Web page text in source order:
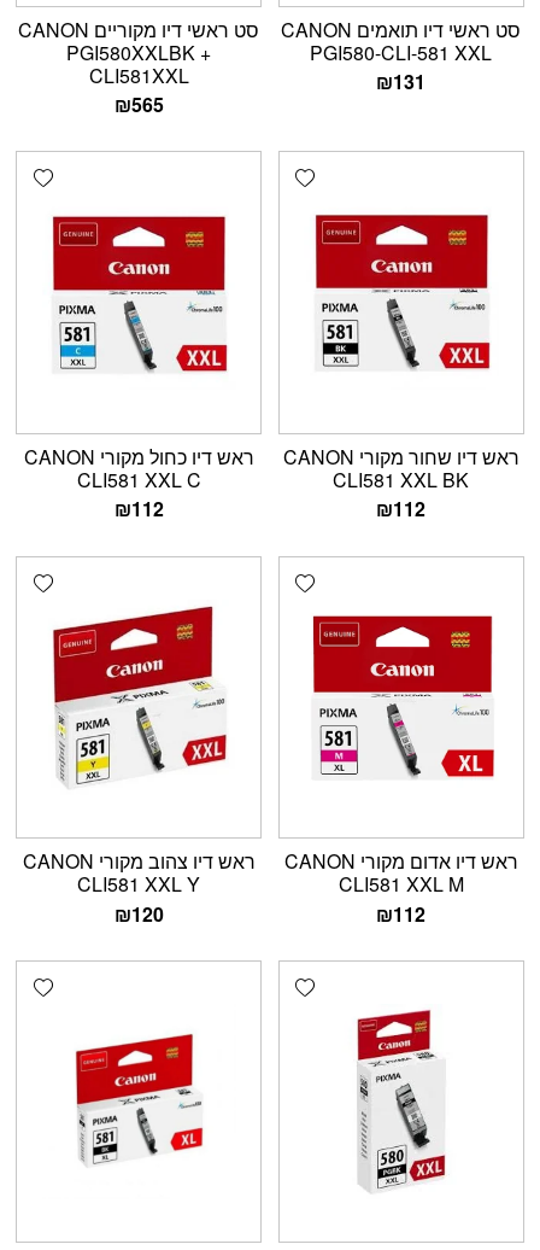
סט ראשי דיו תואמים CANON
PGI580-CLI-581 XXL
₪131
סט ראשי דיו מקוריים CANON
PGI580XXLBK +
CLI581XXL
₪565
Add wishlist
ראש דיו שחור מקורי CANON
CLI581 XXL BK
₪112
ראש דיו כחול מקורי CANON
CLI581 XXL C
₪112
Add wishlist
ראש דיו אדום מקורי CANON
CLI581 XXL M
₪112
ראש דיו צהוב מקורי CANON
CLI581 XXL Y
₪120
Add wishlist